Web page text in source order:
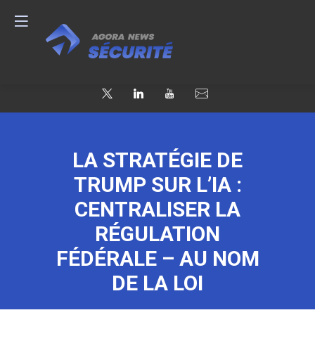
LA STRATÉGIE DE
TRUMP SUR L’IA :
CENTRALISER LA
RÉGULATION
FÉDÉRALE – AU NOM
DE LA LOI